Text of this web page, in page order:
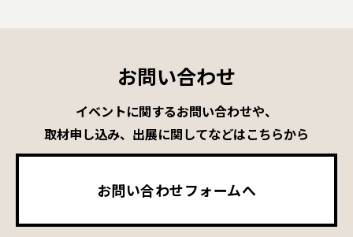
お問い合わせ
イベントに関するお問い合わせや、
取材申し込み、出展に関してなどはこちらから
お問い合わせフォームへ